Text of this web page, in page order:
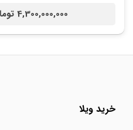
4,300,000,000 تومان /
خرید ویلا